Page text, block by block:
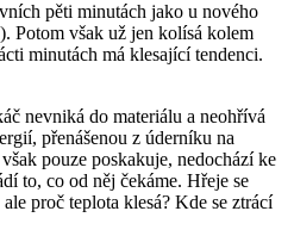
pěti minutách jako u nového
Potom však už jen kolísá kolem
minutách má klesající tendenci.
nevniká do materiálu a neohřívá
přenášenou z úderníku na
pouze poskakuje, nedochází ke
to, co od něj čekáme. Hřeje se
proč teplota klesá? Kde se ztrácí